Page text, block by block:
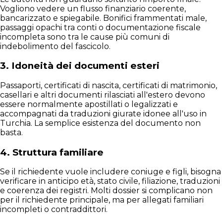
Vogliono vedere un flusso finanziario coerente,
bancarizzato e spiegabile. Bonifici frammentati male,
passaggi opachi tra conti o documentazione fiscale
incompleta sono tra le cause più comuni di
indebolimento del fascicolo.
3. Idoneità dei documenti esteri
Passaporti, certificati di nascita, certificati di matrimonio,
casellari e altri documenti rilasciati all'estero devono
essere normalmente apostillati o legalizzati e
accompagnati da traduzioni giurate idonee all'uso in
Turchia. La semplice esistenza del documento non
basta.
4. Struttura familiare
Se il richiedente vuole includere coniuge e figli, bisogna
verificare in anticipo età, stato civile, filiazione, traduzioni
e coerenza dei registri. Molti dossier si complicano non
per il richiedente principale, ma per allegati familiari
incompleti o contraddittori.